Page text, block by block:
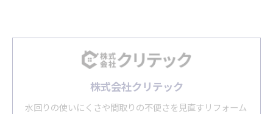
株式会社クリテック
水回りの使いにくさや間取りの不便さを見直すリフォーム